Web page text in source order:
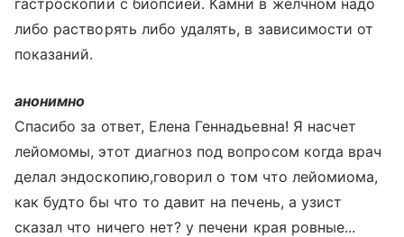
гастроскопии с биопсией. Камни в желчном надо
либо растворять либо удалять, в зависимости от
показаний.
анонимно
Спасибо за ответ, Елена Геннадьевна! Я насчет
лейомомы, этот диагноз под вопросом когда врач
делал эндоскопию,говорил о том что лейомиома,
как будто бы что то давит на печень, а узист
сказал что ничего нет? у печени края ровные...